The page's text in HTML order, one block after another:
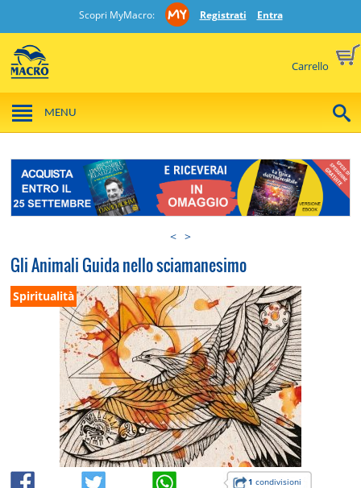
Scopri MyMacro: Registrati Entra
Carrello
MENU
< >
Gli Animali Guida nello sciamanesimo
Spiritualità
1 condivisioni